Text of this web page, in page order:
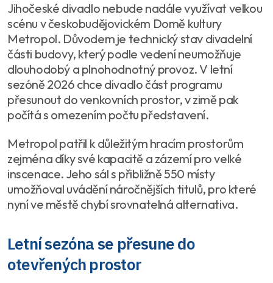
Jihočeské divadlo nebude nadále využívat velkou
scénu v českobudějovickém Domě kultury
Metropol. Důvodem je technický stav divadelní
části budovy, který podle vedení neumožňuje
dlouhodobý a plnohodnotný provoz. V letní
sezóně 2026 chce divadlo část programu
přesunout do venkovních prostor, v zimě pak
počítá s omezením počtu představení.
Metropol patřil k důležitým hracím prostorům
zejména díky své kapacitě a zázemí pro velké
inscenace. Jeho sál s přibližně 550 místy
umožňoval uvádění náročnějších titulů, pro které
nyní ve městě chybí srovnatelná alternativa.
Letní sezóna se přesune do
otevřených prostor